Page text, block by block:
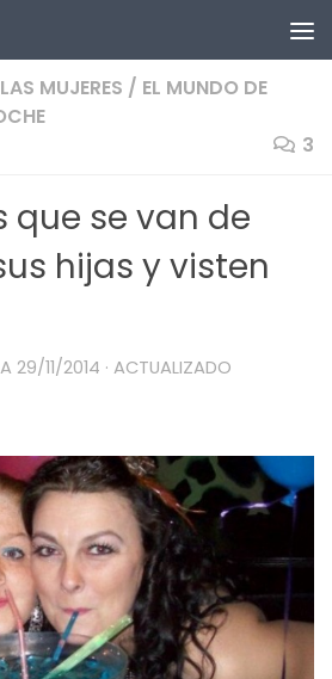
MUJERES / EL MUNDO DE
3
que se van de
hijas y visten
29/11/2014 · ACTUALIZADO